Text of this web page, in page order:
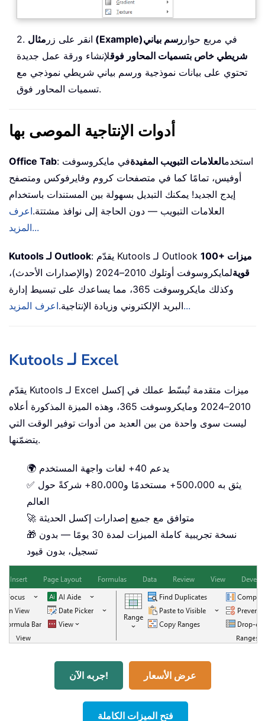
2. انقر على زر مثال (Example) في مربع حوار رسم بياني
شريطي خاص بتسميات المحاور فوقلإنشاء ورقة عمل جديدة
تحتوي على بيانات نموذجية ورسم بياني شريطي نموذجي مع
تسميات المحاور فوق.
أدوات الإنتاجية الموصى بها
Office Tab : استخدمالعلامات التبويب المفيدةفي مايكروسوفت
أوفيس، تمامًا كما في متصفحات كروم وفايرفوكس ومتصفح
إيدج الجديد! يمكنك التبديل بسهولة بين المستندات باستخدام
العلامات التبويب — دون الحاجة إلى نوافذ مشتتة.اعرف
المزيد...
Kutools لـ Outlook : يقدّم Kutools لـ Outlook 100+ ميزات
قوية
لمايكروسوفت أوتلوك 2010–2024 (والإصدارات الأحدث)،
وكذلك مايكروسوفت 365، مما يساعدك على تبسيط إدارة
البريد الإلكتروني وزيادة الإنتاجية.اعرف المزيد...
Kutools لـ Excel
يقدّم Kutools لـ Excel ميزات متقدمة تُبسّط عملك في إكسل
2010–2024 ومايكروسوفت 365، وهذه الميزة المذكورة أعلاه
ليست سوى واحدة من بين العديد من أدوات توفير الوقت التي
يتضمّنها.
🌍 يدعم 40+ لغات واجهة المستخدم
✅ يثق به 500،000+ مستخدمًا و80،000+ شركةً حول
العالم
🚀 متوافق مع جميع إصدارات إكسل الحديثة
🎁 نسخة تجريبية كاملة الميزات لمدة 30 يومًا — بدون
تسجيل، بدون قيود
جربه الآن! عرض الأسعار
فتح الميزات الكاملة